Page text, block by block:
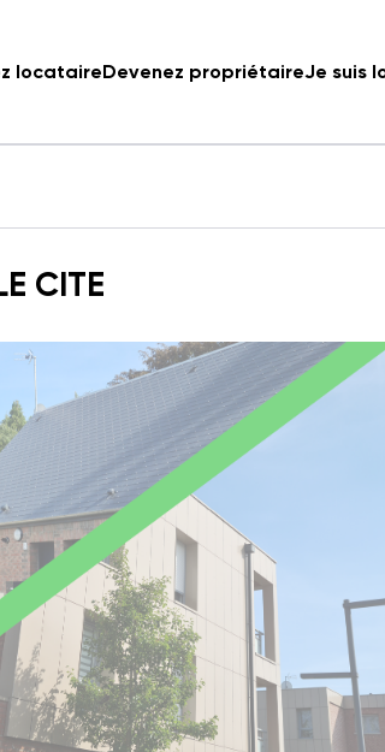
locataireDevenez propriétaireJe suis
CITE